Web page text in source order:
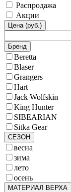
Распродажа
Акции
Цена (руб.)
Бренд
Beretta
Blaser
Grangers
Hart
Jack Wolfskin
King Hunter
SIBEARIAN
Sitka Gear
СЕЗОН
весна
зима
лето
осень
МАТЕРИАЛ ВЕРХА